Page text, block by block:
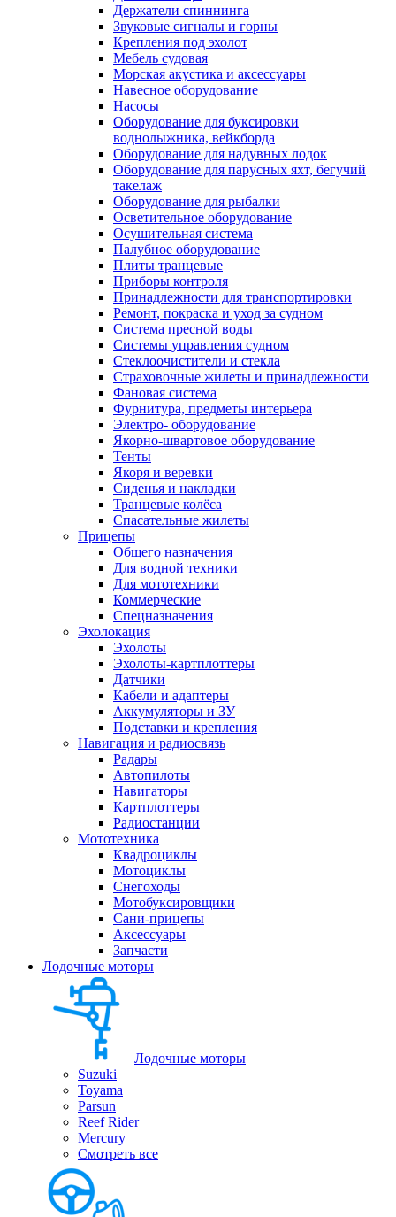
Держатели спиннинга
Звуковые сигналы и горны
Крепления под эхолот
Мебель судовая
Морская акустика и аксессуары
Навесное оборудование
Насосы
Оборудование для буксировки
воднолыжника, вейкборда
Оборудование для надувных лодок
Оборудование для парусных яхт, бегучий
такелаж
Оборудование для рыбалки
Осветительное оборудование
Осушительная система
Палубное оборудование
Плиты транцевые
Приборы контроля
Принадлежности для транспортировки
Ремонт, покраска и уход за судном
Система пресной воды
Системы управления судном
Стеклоочистители и стекла
Страховочные жилеты и принадлежности
Фановая система
Фурнитура, предметы интерьера
Электро- оборудование
Якорно-швартовое оборудование
Тенты
Якоря и веревки
Сиденья и накладки
Транцевые колёса
Спасательные жилеты
Прицепы
Общего назначения
Для водной техники
Для мототехники
Коммерческие
Спецназначения
Эхолокация
Эхолоты
Эхолоты-картплоттеры
Датчики
Кабели и адаптеры
Аккумуляторы и ЗУ
Подставки и крепления
Навигация и радиосвязь
Радары
Автопилоты
Навигаторы
Картплоттеры
Радиостанции
Мототехника
Квадроциклы
Мотоциклы
Снегоходы
Мотобуксировщики
Сани-прицепы
Аксессуары
Запчасти
Лодочные моторы
Лодочные моторы
Suzuki
Toyama
Parsun
Reef Rider
Mercury
Смотреть все